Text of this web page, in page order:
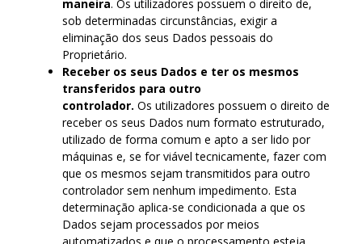
maneira. Os utilizadores possuem o direito de,
sob determinadas circunstâncias, exigir a
eliminação dos seus Dados pessoais do
Proprietário.
Receber os seus Dados e ter os mesmos
transferidos para outro
controlador. Os utilizadores possuem o direito de
receber os seus Dados num formato estruturado,
utilizado de forma comum e apto a ser lido por
máquinas e, se for viável tecnicamente, fazer com
que os mesmos sejam transmitidos para outro
controlador sem nenhum impedimento. Esta
determinação aplica-se condicionada a que os
Dados sejam processados por meios
automatizados e que o processamento esteja